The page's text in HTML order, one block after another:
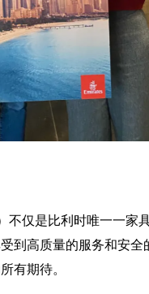
不仅是比利时唯一一
到高质量的服务和安
有期待。